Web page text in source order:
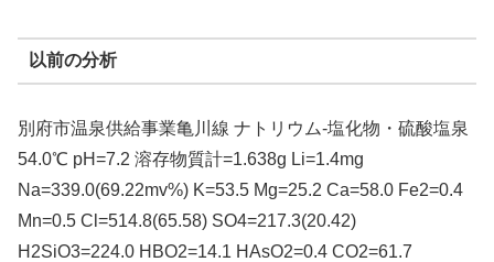
以前の分析
別府市温泉供給事業亀川線 ナトリウム-塩化物・硫酸塩泉
54.0℃ pH=7.2 溶存物質計=1.638g Li=1.4mg
Na=339.0(69.22mv%) K=53.5 Mg=25.2 Ca=58.0 Fe2=0.4
Mn=0.5 Cl=514.8(65.58) SO4=217.3(20.42)
H2SiO3=224.0 HBO2=14.1 HAsO2=0.4 CO2=61.7